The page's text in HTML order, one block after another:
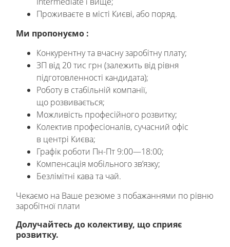
Проживаєте в місті Києві, або поряд.
Ми пропонуємо :
Конкурентну та вчасну заробітну плату;
ЗП від 20 тис грн (залежить від рівня
підготовленності кандидата);
Роботу в стабільній компанії,
що розвивається;
Можливість професійного розвитку;
Колектив професіоналів, сучасний офіс
в центрі Києва;
Графік роботи Пн-Пт 9:00—18:00;
Компенсація мобільного зв’язку;
Безлімітні кава та чай.
Чекаємо на Ваше резюме з побажаннями по рівню
заробітної плати
Долучайтесь до колективу, що сприяє
розвитку.